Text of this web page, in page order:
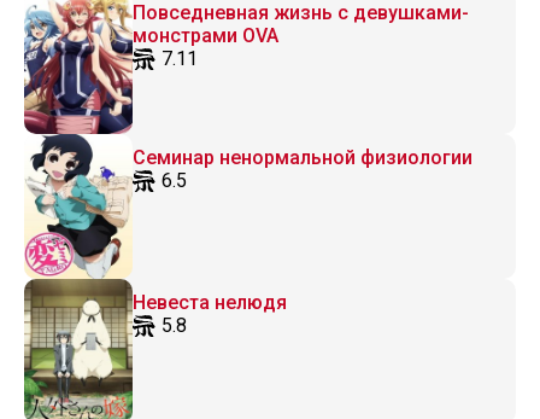
Повседневная жизнь с девушками-
монстрами OVA
7.11
Семинар ненормальной физиологии
6.5
Невеста нелюдя
5.8